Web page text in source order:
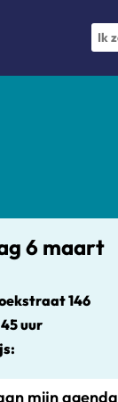
6 maart
146
uur
mijn agenda